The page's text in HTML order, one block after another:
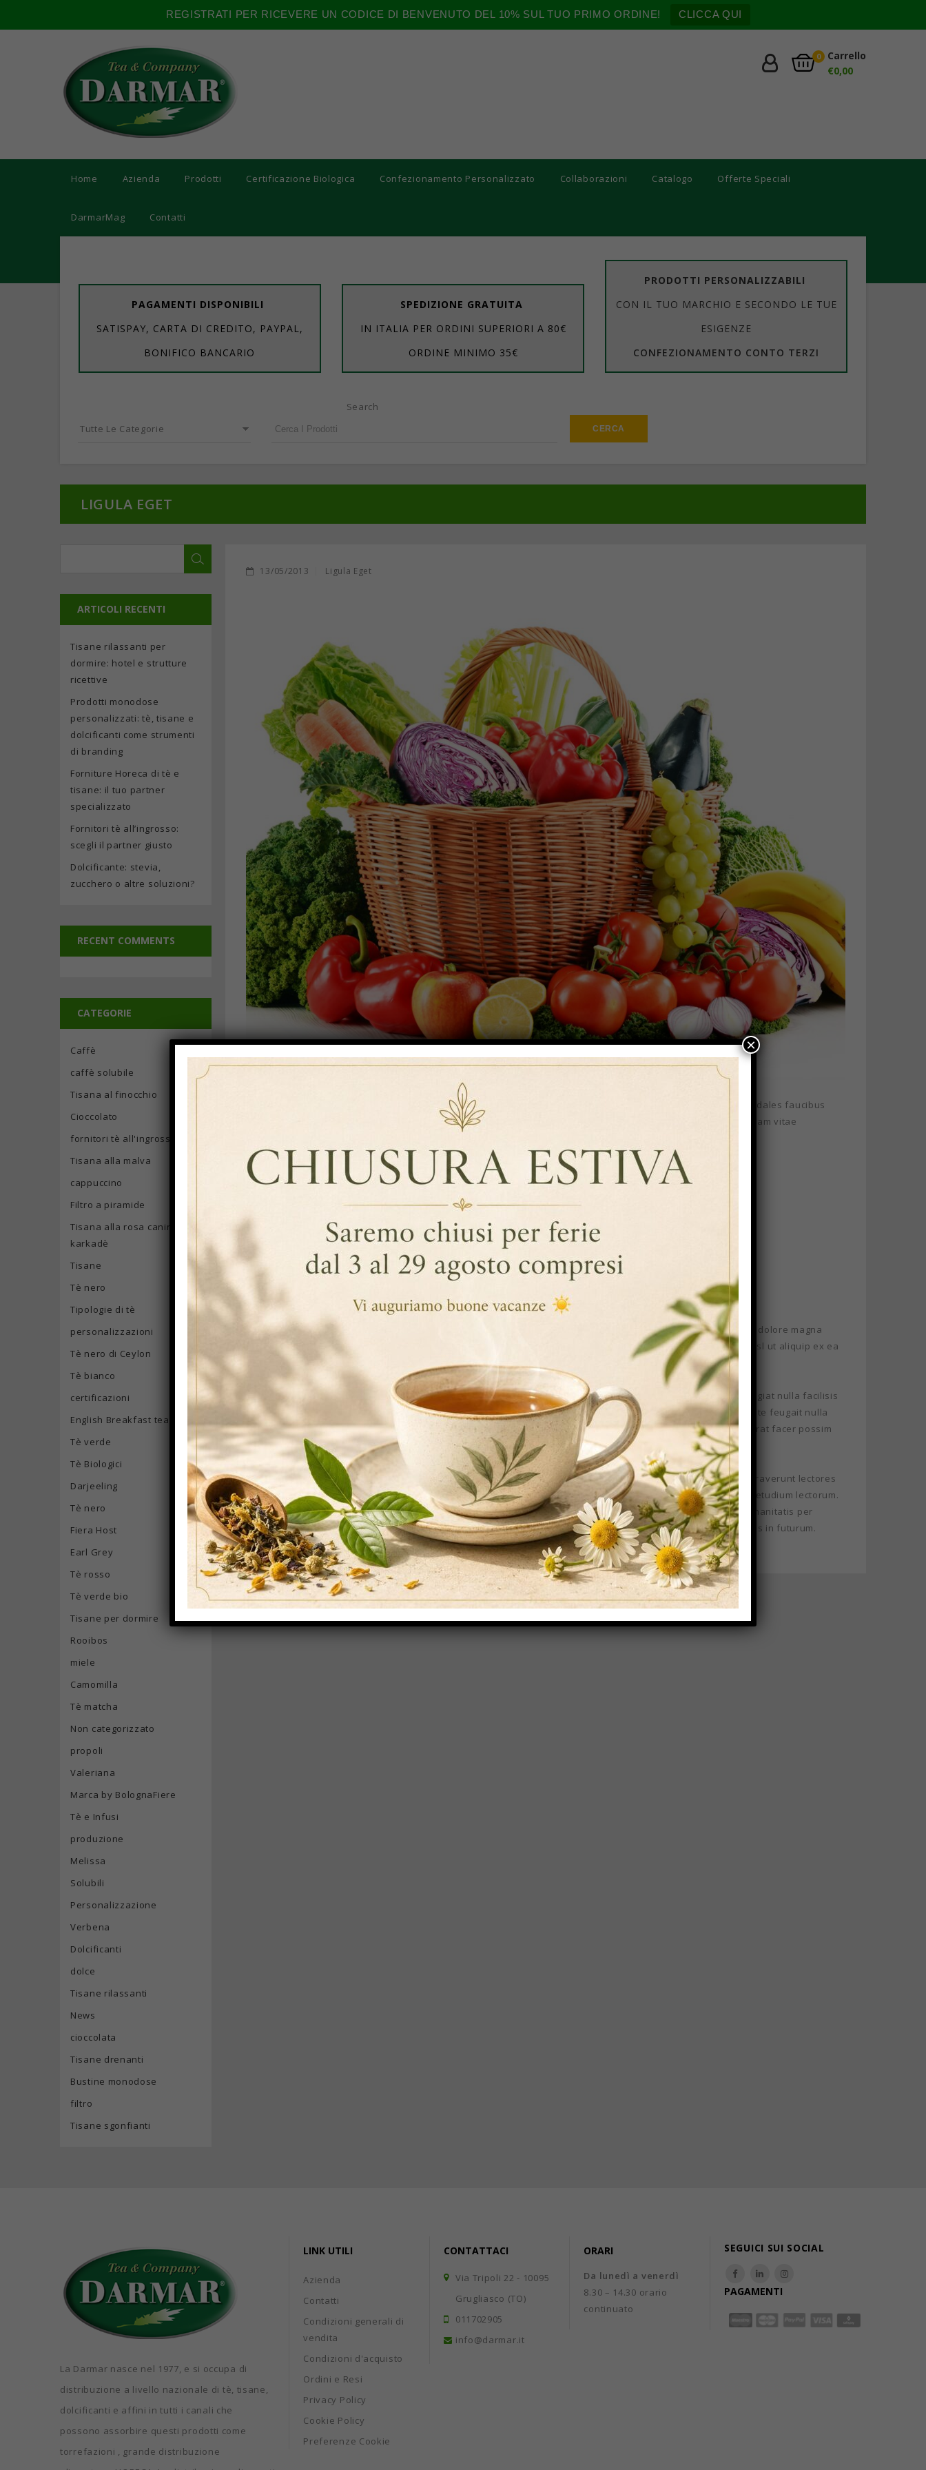
REGISTRATI PER RICEVERE UN CODICE DI BENVENUTO DEL 10% SUL TUO PRIMO ORDINE! CLICCA QUI
0
Carrello
€0,00
Home Azienda Prodotti Certificazione Biologica Confezionamento Personalizzato Collaborazioni Catalogo Offerte Speciali
DarmarMag Contatti
PAGAMENTI DISPONIBILI
SATISPAY, CARTA DI CREDITO, PAYPAL,
BONIFICO BANCARIO
SPEDIZIONE GRATUITA
IN ITALIA PER ORDINI SUPERIORI A 80€
ORDINE MINIMO 35€
PRODOTTI PERSONALIZZABILI
CON IL TUO MARCHIO E SECONDO LE TUE
ESIGENZE
CONFEZIONAMENTO CONTO TERZI
Search
Tutte Le Categorie
LIGULA EGET
13/05/2013 Ligula Eget
Maecenas nec fringilla felis. Nulla ultrices pulvinar magna in iaculis. Ut tellus eros, sagittis sed sapien eget, sodales faucibus
sapien. Aliquam hendrerit euismod eros, eget cursus ipsum. Cras porta mi nulla, sed facilisis tellus luctus ut. Nam vitae
Project:
Task:
Sagittis sed sapien eget
Team:
Tget Cursus, Sed Facilisis
Lorem ipsum dolor sit amet, consectetuer adipiscing elit, sed diam nonummy nibh euismod tincidunt ut laoreet dolore magna
aliquam erat volutpat. Ut wisi enim ad minim veniam, quis nostrud exerci tation ullamcorper suscipit lobortis nisl ut aliquip ex ea
commodo consequat.
Duis autem vel eum iriure dolor in hendrerit in vulputate velit esse molestie consequat, vel illum dolore eu feugiat nulla facilisis
at vero eros et accumsan et iusto odio dignissim qui blandit praesent luptatum zzril delenit augue duis dolore te feugait nulla
facilisi. Nam liber tempor cum soluta nobis eleifend option congue nihil imperdiet doming id quod mazim placerat facer possim
assum.
Typi non habent claritatem insitam; est usus legentis in iis qui facit eorum claritatem. Investigationes demonstraverunt lectores
legere me lius quod ii legunt saepius. Claritas est etiam processus dynamicus, qui sequitur mutationem consuetudium lectorum.
Mirum est notare quam littera gothica, quam nuncputamus parumclaram, anteposuerit litterarum formas humanitatis per
seacula quarta decima et quinta decima. Eodem modo typi, qui nunc nobis videntur parum clari, fiant sollemnes in futurum.
ARTICOLI RECENTI
Tisane rilassanti per
dormire: hotel e strutture
ricettive
Prodotti monodose
personalizzati: tè, tisane e
dolcificanti come strumenti
di branding
Forniture Horeca di tè e
tisane: il tuo partner
specializzato
Fornitori tè all’ingrosso:
scegli il partner giusto
Dolcificante: stevia,
zucchero o altre soluzioni?
RECENT COMMENTS
CATEGORIE
Caffè
caffè solubile
Tisana al finocchio
Cioccolato
fornitori tè all'ingrosso
Tisana alla malva
cappuccino
Filtro a piramide
Tisana alla rosa canina e
karkadè
Tisane
Tè nero
Tipologie di tè
personalizzazioni
Tè nero di Ceylon
Tè bianco
certificazioni
English Breakfast tea
Tè verde
Tè Biologici
Darjeeling
Tè nero
Fiera Host
Earl Grey
Tè rosso
Tè verde bio
Tisane per dormire
Rooibos
miele
Camomilla
Tè matcha
Non categorizzato
propoli
Valeriana
Marca by BolognaFiere
Tè e Infusi
produzione
Melissa
Solubili
Personalizzazione
Verbena
Dolcificanti
dolce
Tisane rilassanti
News
cioccolata
Tisane drenanti
Bustine monodose
filtro
Tisane sgonfianti
La Darmar nasce nel 1977, e si occupa di
distribuzione a livello nazionale di tè, tisane,
dolcificanti e affini in tutti i canali che
possono assorbire questi prodotti come
torrefazioni , grande distribuzione
LINK UTILI
Azienda
Contatti
Condizioni generali di
vendita
Condizioni d'acquisto
Ordini e Resi
Privacy Policy
Cookie Policy
Preferenze Cookie
CONTATTACI
Via Tripoli 22 - 10095
Grugliasco (TO)
011702905
info@darmar.it
ORARI
Da lunedì a venerdì
8.30 – 14.30 orario
continuato
SEGUICI SUI SOCIAL
PAGAMENTI
×